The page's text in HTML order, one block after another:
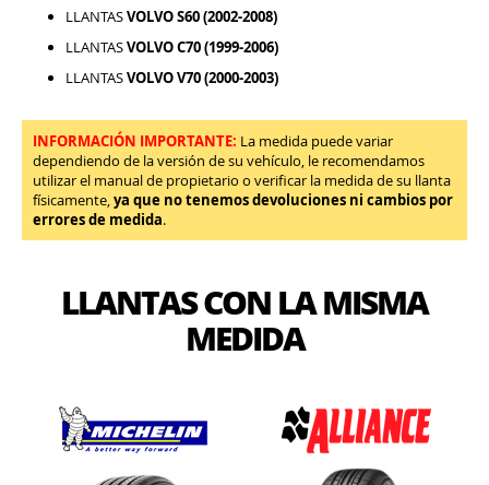
LLANTASVOLVO S60 (2002-2008)
LLANTASVOLVO C70 (1999-2006)
LLANTASVOLVO V70 (2000-2003)
INFORMACIÓN IMPORTANTE: La medida puede variar
dependiendo de la versión de su vehículo, le recomendamos
utilizar el manual de propietario o verificar la medida de su llanta
físicamente,ya que no tenemos devoluciones ni cambios por
errores de medida.
LLANTAS CON LA MISMA
MEDIDA